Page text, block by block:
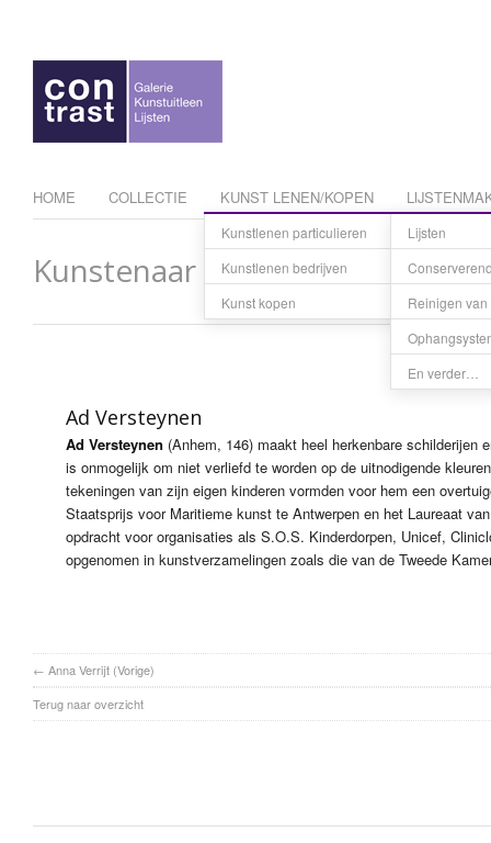
HOME COLLECTIE KUNST LENEN/KOPEN
Kunstlenen particulieren
Tarieven
Kunst
Betaling
Kunstlenen bedrijven
Kunst kopen
Lijsten
Reinigen
En verder…
Kunstenaar
Ad Versteynen
Ad Versteynen (Anhem, 146) maakt heel herkenbare schilderijen
is onmogelijk om niet verliefd te worden op de uitnodigende
tekeningen van zijn eigen kinderen vormden voor hem een
Staatsprijs voor Maritieme kunst te Antwerpen en het Laureaat
opdracht voor organisaties als S.O.S. Kinderdorpen, Unicef,
opgenomen in kunstverzamelingen zoals die van de Tweede
← Anna Verrijt (Vorige)
Terug naar overzicht